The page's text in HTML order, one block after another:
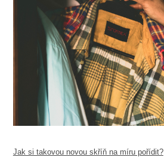
Jak si takovou novou skříň na míru pořídit?